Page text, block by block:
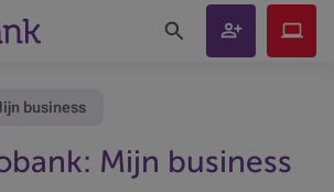
business
Mijn business